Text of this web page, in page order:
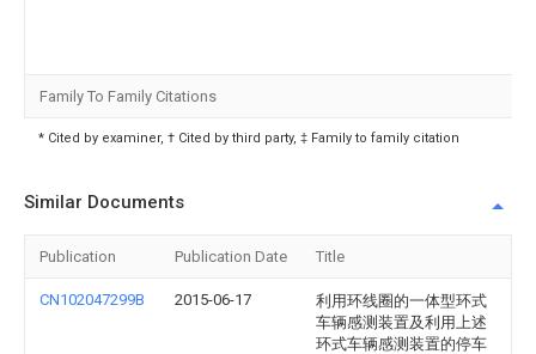
Family To Family Citations
* Cited by examiner, † Cited by third party, ‡ Family to family citation
Similar Documents
Publication Publication Date Title
CN102047299B 2015-06-17
利用环线圈的一体型环式
车辆感测装置及利用上述
环式车辆感测装置的停车